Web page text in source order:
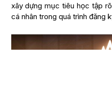
xây dựng mục tiêu học tập
cá nhân trong quá trình đăng